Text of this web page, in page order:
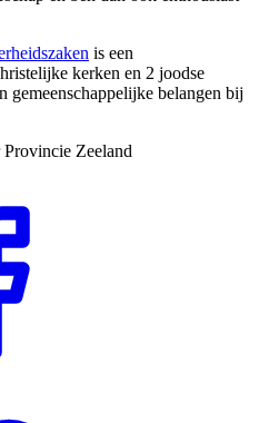
is een
kerken en 2 joodse
gemeenschappelijke belangen bij
Zeeland